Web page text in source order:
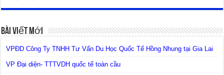
Bài Viết Mới
VPĐD Công Ty TNHH Tư Vấn Du Học Quốc Tế Hồng Nhung tại Gia Lai
VP Đại diện- TTTVDH quốc tế toàn cầu